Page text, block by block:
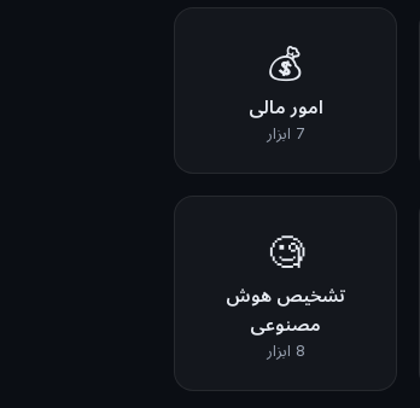
💰
امور مالی
7 ابزار
🧐
تشخیص هوش
مصنوعی
8 ابزار